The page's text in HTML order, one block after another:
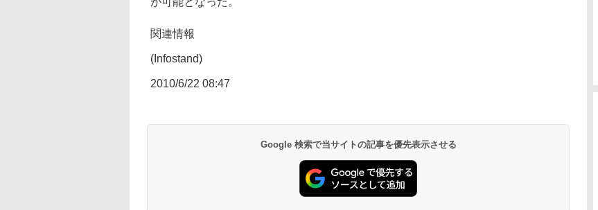
関連情報
(Infostand)
2010/6/22 08:47
Google 検索で当サイトの記事を優先表示させる